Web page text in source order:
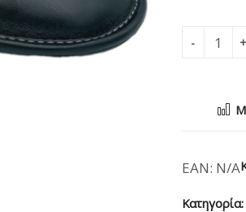
EAN: N/A
Κατηγορία: